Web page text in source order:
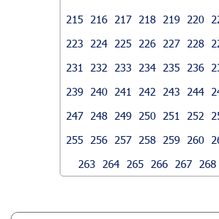
215
216 217 218 219 220
223
224 225 226 227 228
231
232 233 234 235 236
239
240 241 242 243 244
247
248 249 250 251 252
255
256 257 258 259 260
263
264 265 266 267 268